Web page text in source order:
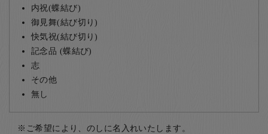
内祝(蝶結び)
御見舞(結び切り)
快気祝(結び切り)
記念品 (蝶結び)
志
その他
無し
ご希望により、のしに名入れいたします。